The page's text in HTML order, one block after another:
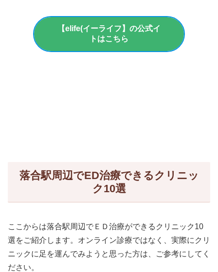
【elife(イーライフ】の公式イ
トはこちら
落合駅周辺でED治療できるクリニッ
ク10選
ここからは落合駅周辺でＥＤ治療ができるクリニック10
選をご紹介します。オンライン診療ではなく、実際にクリ
ニックに足を運んでみようと思った方は、ご参考にしてく
ださい。